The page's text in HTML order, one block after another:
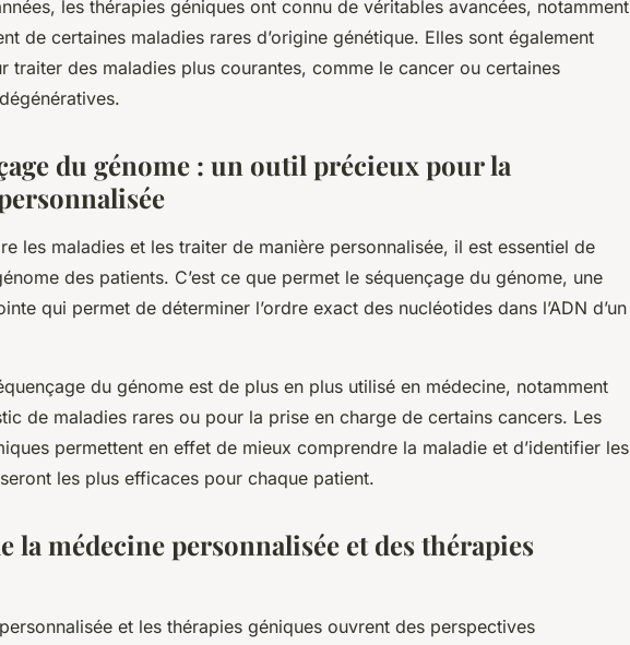
les thérapies géniques ont connu de véritables avancées, notamment
de certaines maladies rares d’origine génétique. Elles sont également
traiter des maladies plus courantes, comme le cancer ou certaines
du génome : un outil précieux pour la
les maladies et les traiter de manière personnalisée, il est essentiel de
des patients. C’est ce que permet le séquençage du génome, une
qui permet de déterminer l’ordre exact des nucléotides dans l’ADN d’un
du génome est de plus en plus utilisé en médecine, notamment
de maladies rares ou pour la prise en charge de certains cancers. Les
permettent en effet de mieux comprendre la maladie et d’identifier les
les plus efficaces pour chaque patient.
la médecine personnalisée et des thérapies
et les thérapies géniques ouvrent des perspectives